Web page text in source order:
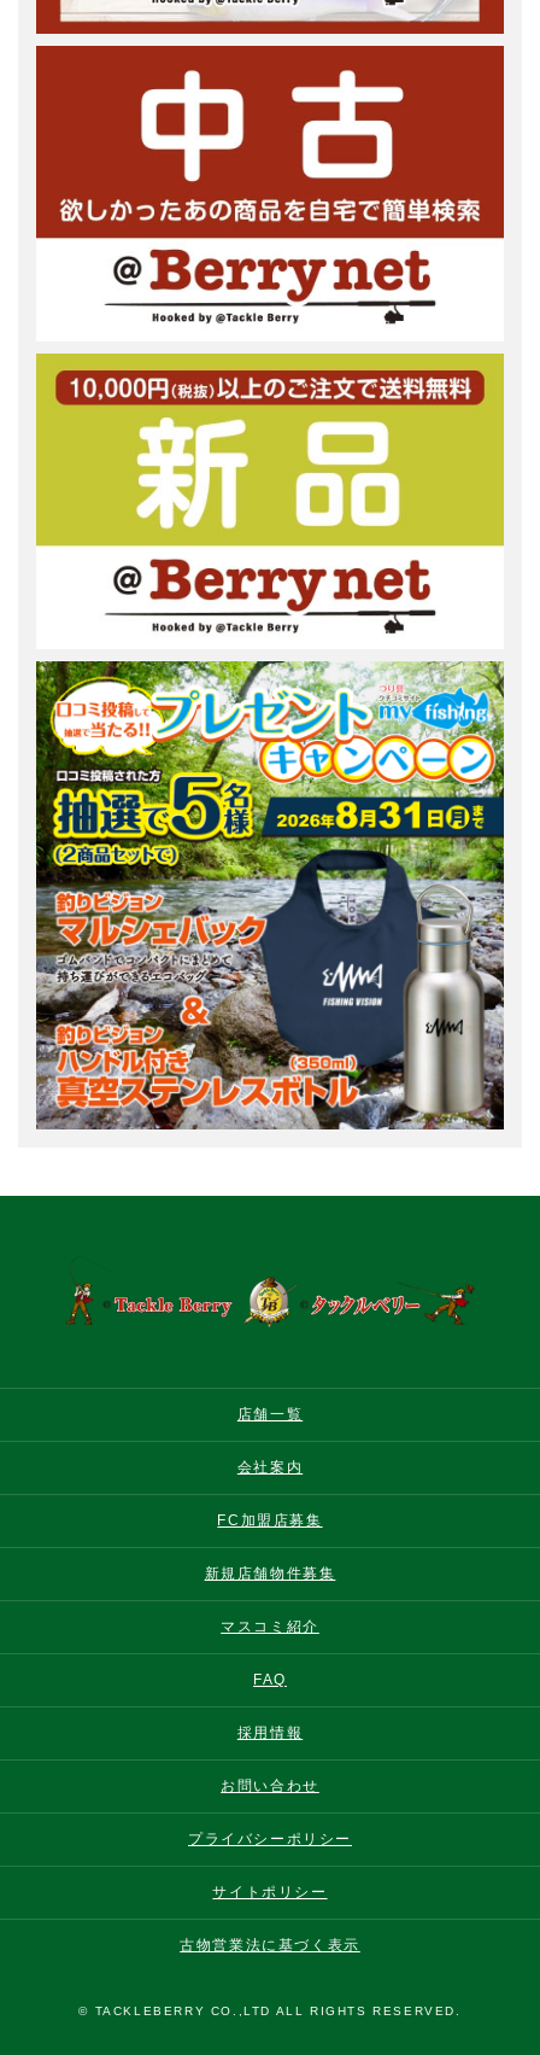
店舗一覧
会社案内
FC加盟店募集
新規店舗物件募集
マスコミ紹介
FAQ
採用情報
お問い合わせ
プライバシーポリシー
サイトポリシー
古物営業法に基づく表示
© TACKLEBERRY CO.,LTD ALL RIGHTS RESERVED.